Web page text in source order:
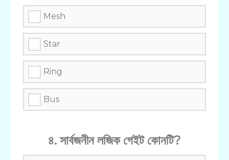
Mesh
Star
Ring
Bus
৪. সার্বজনীন লজিক গেইট কোনটি?